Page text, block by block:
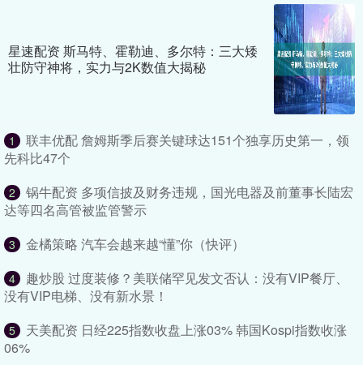
星速配资 斯马特、霍勒迪、多尔特：三大矮
壮防守神将，实力与2K数值大揭秘
1
联丰优配 詹姆斯季后赛关键球达151个独享历史第一，领
先科比47个
2
锅牛配资 多项信披及财务违规，国光电器及前董事长陆宏
达等四名高管被监管警示
3 金橘策略 汽车会越来越“懂”你（快评）
4
趣炒股 过度装修？美联储罕见发文否认：没有VIP餐厅、
没有VIP电梯、没有新水景！
5
天美配资 日经225指数收盘上涨03% 韩国Kospi指数收涨
06%